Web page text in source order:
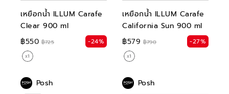
เหยือกน้ำ ILLUM Carafe
Clear 900 ml
฿550 ฿725 -24%
เหยือกน้ำ ILLUM Carafe
California Sun 900 ml
฿579 ฿790 -27%
Posh Posh